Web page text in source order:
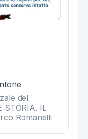
del
STORIA. IL
Romanelli